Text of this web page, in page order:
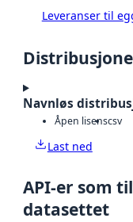
Leveranser til
Navnløs
Åpen lisenscsv
Last ned
API-er som
datasettet